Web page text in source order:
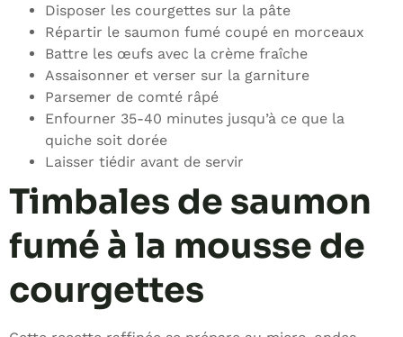
Disposer les courgettes sur la pâte
Répartir le saumon fumé coupé en morceaux
Battre les œufs avec la crème fraîche
Assaisonner et verser sur la garniture
Parsemer de comté râpé
Enfourner 35-40 minutes jusqu’à ce que la
quiche soit dorée
Laisser tiédir avant de servir
Timbales de saumon
fumé à la mousse de
courgettes